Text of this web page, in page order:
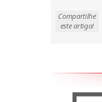
Compartilhe
este artigo!